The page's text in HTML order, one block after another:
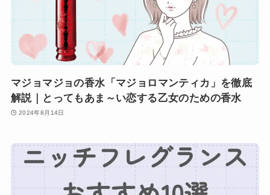
マジョマジョの香水「マジョロマンティカ」を徹底
解説｜とってもあま～い恋する乙女のための香水
2024年8月14日